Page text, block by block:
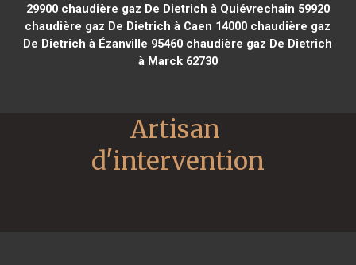
29900chaudière gaz De Dietrich à Quiévrechain 59920
chaudière gaz De Dietrich à Caen 14000 chaudière gaz
De Dietrich à Ézanville 95460 chaudière gaz De Dietrich
à Marck 62730
Artisan
d'intervention